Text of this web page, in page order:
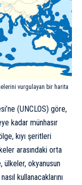
vurgulayan bir harita
(UNCLOS) göre,
kadar münhasır
kıyı şeritleri
arasındaki orta
ülkeler, okyanusun
kullanacaklarını